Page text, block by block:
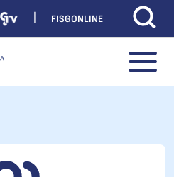
FISGONLINE